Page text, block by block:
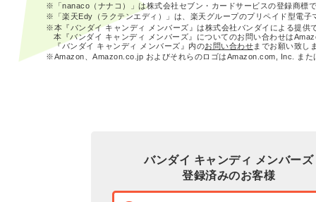
※「nanaco（ナナコ）」は株式会社セブン・カードサービスの登録商標
※「楽天Edy（ラクテンエディ）」は、楽天グループのプリペイド型電子
※本『バンダイ キャンディ メンバーズ』は株式会社バンダイによる提供
本『バンダイ キャンディ メンバーズ』についてのお問い合わせは
『バンダイ キャンディ メンバーズ』内のお問い合わせまでお願い致し
※Amazon、Amazon.co.jp およびそれらのロゴはAmazon.com, Inc. また
バンダイ キャンディ メンバーズ
登録済みのお客様